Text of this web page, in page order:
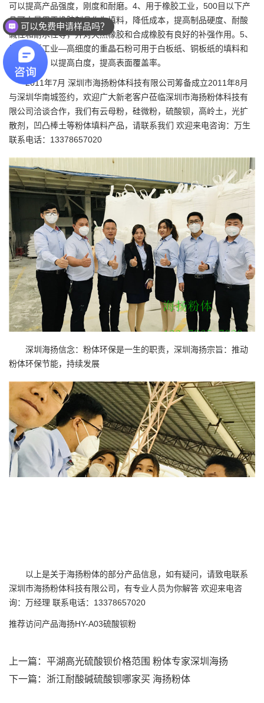
可以提高产品强度，刚度和耐磨。4、用于橡胶工业，500目以下产
品可大量用于橡胶制品作为填料，降低成本，提高制品硬度、耐酸
碱性和耐水性等，并对天然橡胶和合成橡胶有良好的补强作用。5、
用于造纸工业—高细度的重晶石粉可用于白板纸、铜板纸的填料和
涂布填料，以提高白度，提高表面覆盖率。
2011年7月 深圳市海扬粉体科技有限公司筹备成立2011年8月
与深圳华南城签约，欢迎广大新老客户莅临深圳市海扬粉体科技有
限公司洽谈合作，我们有云母粉，硅微粉，硫酸钡，高岭土，光扩
散剂，凹凸棒土等粉体填料产品，请联系我们 欢迎来电咨询：万生
联系电话：13378657020
深圳海扬信念：粉体环保是一生的职责，深圳海扬宗旨：推动
粉体环保节能，持续发展
以上是关于海扬粉体的部分产品信息，如有疑问，请致电联系
深圳市海扬粉体科技有限公司，有专业人员为你解答 欢迎来电咨
询：万经理 联系电话：13378657020
推荐访问产品海扬HY-A03硫酸钡粉
上一篇： 平湖高光硫酸钡价格范围 粉体专家深圳海扬
下一篇： 浙江耐酸碱硫酸钡哪家买 海扬粉体
可以免费申请样品吗？